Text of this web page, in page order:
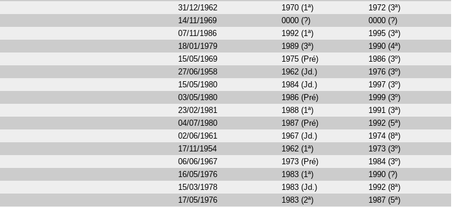
31/12/1962 1970 (1ª)
1972 (3ª)
14/11/1969 0000 (?)
0000 (?)
07/11/1986 1992 (1ª)
1995 (3ª)
18/01/1979 1989 (3ª)
1990 (4ª)
15/05/1969 1975 (Pré)
1986 (3º)
27/06/1958 1962 (Jd.)
1976 (3º)
15/05/1980 1984 (Jd.)
1997 (3º)
03/05/1980 1986 (Pré)
1999 (3º)
23/02/1981 1988 (1ª)
1991 (3ª)
04/07/1980 1987 (Pré)
1992 (5ª)
02/06/1961 1967 (Jd.)
1974 (8ª)
17/11/1954 1962 (1ª)
1973 (3º)
06/06/1967 1973 (Pré)
1984 (3º)
16/05/1976 1983 (1ª)
1990 (?)
15/03/1978 1983 (Jd.)
1992 (8ª)
17/05/1976 1983 (2ª)
1987 (5ª)